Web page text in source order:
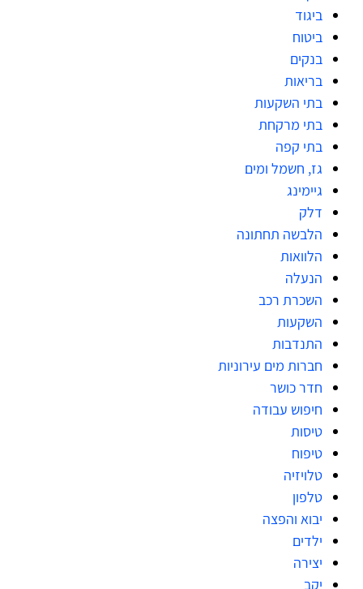
ביגוד
ביטוח
בנקים
בריאות
בתי השקעות
בתי מרקחת
בתי קפה
גז, חשמל ומים
גיימינג
דלק
הלבשה תחתונה
הלוואות
הנעלה
השכרת רכב
השקעות
התנדבות
חברות מים עירוניות
חדר כושר
חיפוש עבודה
טיסות
טיפוח
טלויזיה
טלפון
יבוא והפצה
ילדים
יצירה
יקב